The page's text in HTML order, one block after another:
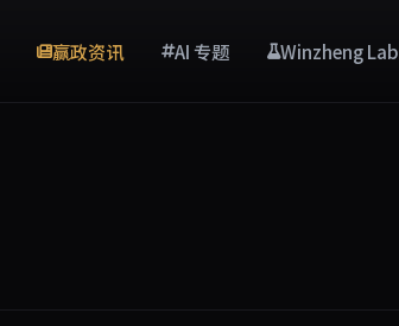
赢政资讯 AI 专题 Winzheng Lab